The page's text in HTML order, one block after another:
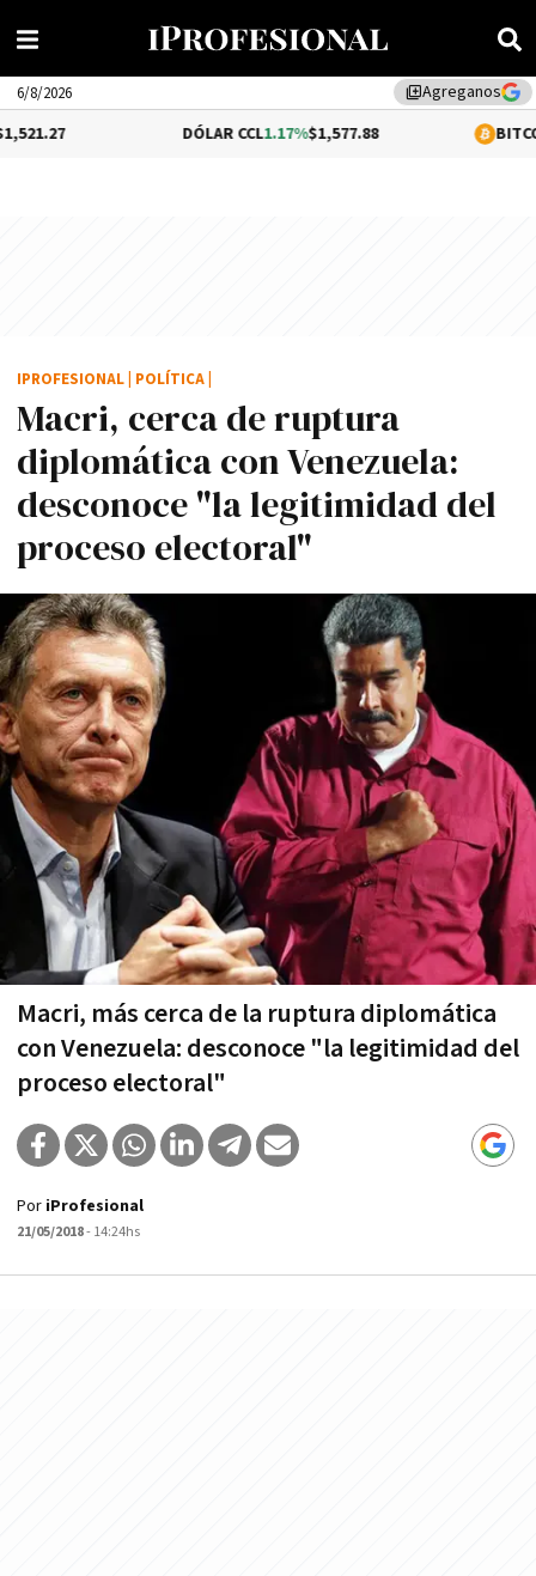
library_addAgreganos
6/8/2026
1.17%$1,577.88 BITCOIN0.05%
Macri, cerca de ruptura
diplomática con Venezuela:
desconoce "la legitimidad del
proceso electoral"
Macri, más cerca de la ruptura diplomática
con Venezuela: desconoce "la legitimidad del
proceso electoral"
IPROFESIONAL POLÍTICA
Por iProfesional
21/05/2018- 14:24hs